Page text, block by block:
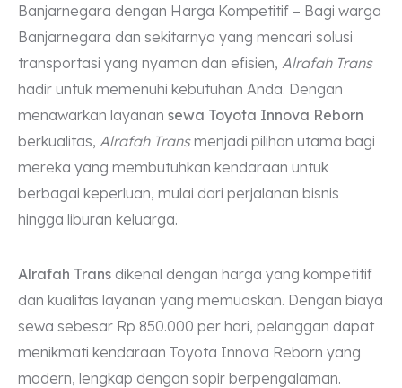
Banjarnegara dengan Harga Kompetitif – Bagi warga
Banjarnegara dan sekitarnya yang mencari solusi
transportasi yang nyaman dan efisien, Alrafah Trans
hadir untuk memenuhi kebutuhan Anda. Dengan
menawarkan layanan sewa Toyota Innova Reborn
berkualitas, Alrafah Transmenjadi pilihan utama bagi
mereka yang membutuhkan kendaraan untuk
berbagai keperluan, mulai dari perjalanan bisnis
hingga liburan keluarga.
Alrafah Trans dikenal dengan harga yang kompetitif
dan kualitas layanan yang memuaskan. Dengan biaya
sewa sebesar Rp 850.000 per hari, pelanggan dapat
menikmati kendaraan Toyota Innova Reborn yang
modern, lengkap dengan sopir berpengalaman.